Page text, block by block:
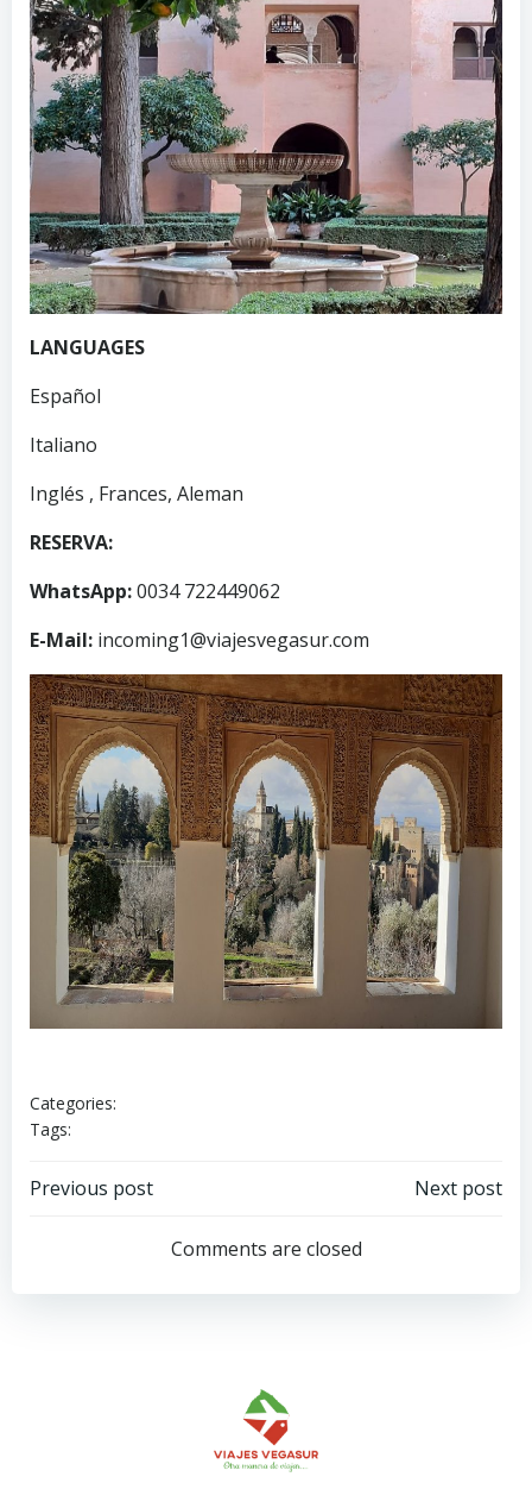
LANGUAGES
Español
Italiano
Inglés , Frances, Aleman
RESERVA:
WhatsApp:0034 722449062
E-Mail: incoming1@viajesvegasur.com
Categories:
Tags:
Navegación
entradas
Previous post
Navegación
de
entradas
Next post
Comments are closed